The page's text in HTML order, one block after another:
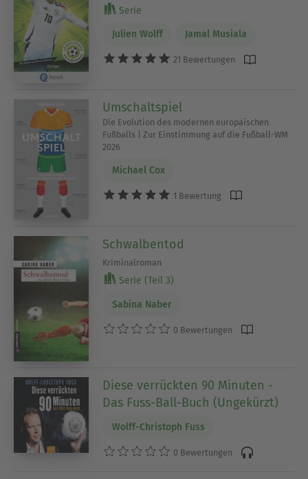
Serie
Julien Wolff Jamal Musiala
21 Bewertungen
Umschaltspiel
Die Evolution des modernen europäischen
Fußballs | Zur Einstimmung auf die Fußball-WM
2026
Michael Cox
1 Bewertung
Schwalbentod
Kriminalroman
Serie (Teil 3)
Sabina Naber
0 Bewertungen
Diese verrückten 90 Minuten -
Das Fuss-Ball-Buch (Ungekürzt)
Wolff-Christoph Fuss
0 Bewertungen